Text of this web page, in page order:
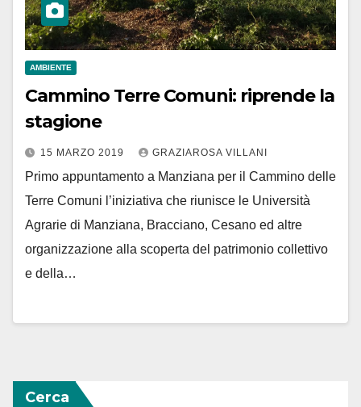
AMBIENTE
Cammino Terre Comuni: riprende la
stagione
15 MARZO 2019 GRAZIAROSA VILLANI
Primo appuntamento a Manziana per il Cammino delle
Terre Comuni l’iniziativa che riunisce le Università
Agrarie di Manziana, Bracciano, Cesano ed altre
organizzazione alla scoperta del patrimonio collettivo
e della…
Cerca